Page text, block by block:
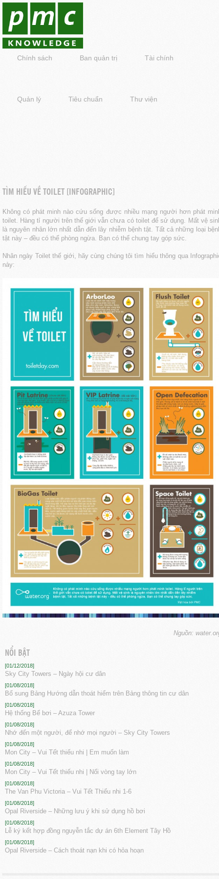
Chính sách Ban quản trị Tài chính
Quản lý Tiêu chuẩn Thư viện
TÌM HIỂU VỀ TOILET [INFOGRAPHIC]
Không có phát minh nào cứu sống được nhiều mạng người hơn phát
toilet. Hàng tỉ người trên thế giới vẫn chưa có toilet để sử dụng. Mất vệ
là nguyên nhân lớn nhất dẫn đến lây nhiễm bệnh tật. Tất cả những loại
tật này – đều có thể phòng ngừa. Bạn có thể chung tay góp sức.
Nhân ngày Toilet thế giới, hãy cùng chúng tôi tìm hiểu thông qua
này:
Nguồn:
NỔI BẬT
[01/12/2018]
Sky City Towers – Ngày hội cư dân
[01/08/2018]
Bổ sung Bảng Hướng dẫn thoát hiểm trên Bảng thông tin cư dân
[01/08/2018]
Hệ thống Bể bơi – Azuza Tower
[01/08/2018]
Nhớ đến một người, để nhớ mọi người – Sky City Towers
[01/08/2018]
Mon City – Vui Tết thiếu nhi | Em muốn làm
[01/08/2018]
Mon City – Vui Tết thiếu nhi | Nối vòng tay lớn
[01/08/2018]
The Van Phu Victoria – Vui Tết Thiếu nhi 1-6
[01/08/2018]
Opal Riverside – Những lưu ý khi sử dụng hồ bơi
[01/08/2018]
Lễ ký kết hợp đồng nguyễn tắc dự án 6th Element Tây Hồ
[01/08/2018]
Opal Riverside – Cách thoát nạn khi có hỏa hoạn